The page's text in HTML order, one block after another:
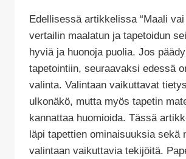
Puoliksi
Tehty
Edellisessä artikkelissa “Maali vai
vertailin maalatun ja tapetoidun
hyviä ja huonoja puolia. Jos
tapetointiin, seuraavaksi edessä
valinta. Valintaan vaikuttavat
ulkonäkö, mutta myös tapetin
kannattaa huomioida. Tässä
läpi tapettien ominaisuuksia sekä
valintaan vaikuttavia tekijöitä.